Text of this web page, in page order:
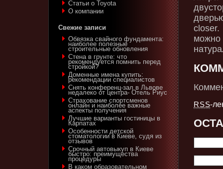
Статьи о Toyota
О компании
Свежие записи
Обвязка свайного фундамента:
наиболее полезные
строительные обновления
Стена в грунте: что
рекомендуется помнить перед
стройкой?
Доменные имена купить:
рекомендации специалистов
Снять конференц-зал в Львове
недалеко от центра- Отель Риус
Страхование спортсменов
онлайн и наиболее важные
аспекты получения
Лучшие варианты гостиницы в
Карпатах
Особенности детской
стоматологии в Киеве, судя из
отзывов
Срочный автовыкуп в Киеве
быстро: преимущества
процедуры
В каком образовательном
RSS-